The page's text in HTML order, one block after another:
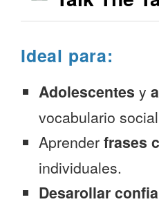
Ideal para:
Adolescentes y
vocabulario
Aprender frases
individuales.
Desarollar